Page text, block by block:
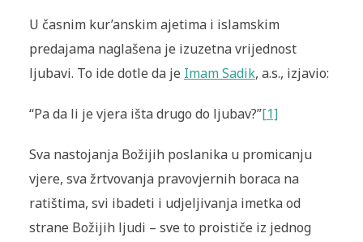
U časnim kur’anskim ajetima i islamskim
predajama naglašena je izuzetna vrijednost
ljubavi. To ide dotle da je Imam Sadik, a.s., izjavio:
“Pa da li je vjera išta drugo do ljubav?”[1]
Sva nastojanja Božijih poslanika u promicanju
vjere, sva žrtvovanja pravovjernih boraca na
ratištima, svi ibadeti i udjeljivanja imetka od
strane Božijih ljudi – sve to proističe iz jednog